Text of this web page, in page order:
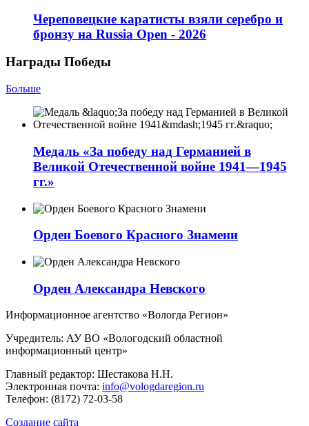
Череповецкие каратисты взяли серебро и
бронзу на Russia Open - 2026
Награды Победы
Больше
Медаль «За победу над Германией в
Великой Отечественной войне 1941—1945
гг.»
Орден Боевого Красного Знамени
Орден Александра Невского
Информационное агентство «Вологда Регион»
Учредитель: АУ ВО «Вологодский областной
информационный центр»
Главный редактор: Шестакова Н.Н.
Электронная почта: info@vologdaregion.ru
Телефон: (8172) 72-03-58
Создание сайта